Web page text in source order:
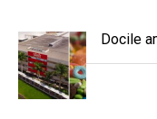
Docile